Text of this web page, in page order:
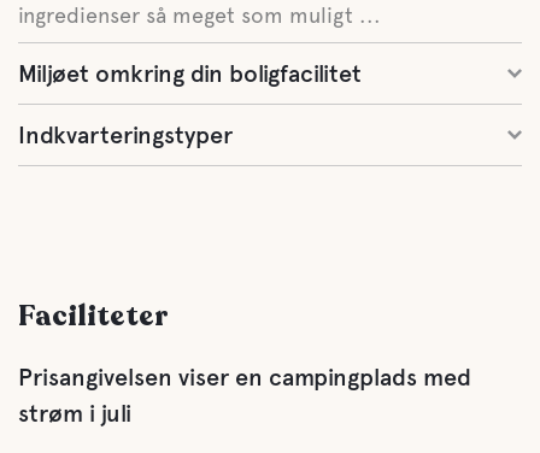
ingredienser så meget som muligt ...
Miljøet omkring din boligfacilitet
Indkvarteringstyper
Faciliteter
Prisangivelsen viser en campingplads med
strøm i juli